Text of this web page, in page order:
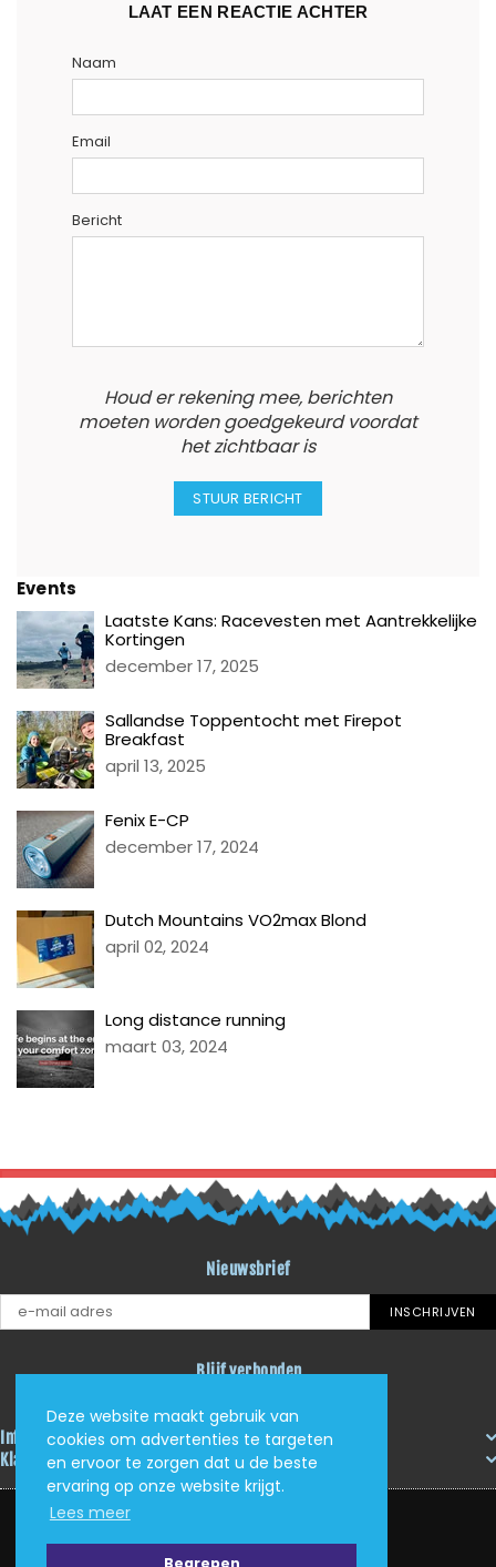
Deze website maakt gebruik van
cookies om advertenties te targeten
en ervoor te zorgen dat u de beste
ervaring op onze website krijgt.
Lees meer
Begrepen
LAAT EEN REACTIE ACHTER
Naam
Email
Bericht
Houd er rekening mee, berichten
moeten worden goedgekeurd voordat
het zichtbaar is
Events
Laatste Kans: Racevesten met Aantrekkelijke
Kortingen
december 17, 2025
Sallandse Toppentocht met Firepot
Breakfast
april 13, 2025
Fenix E-CP
december 17, 2024
Dutch Mountains VO2max Blond
april 02, 2024
Long distance running
maart 03, 2024
TERUG NAAR BLOG LITI
Nieuwsbrief
INSCHRIJVEN
Blijf verbonden
FacebookInstagram
YouTube
Informatie
Klantenservice